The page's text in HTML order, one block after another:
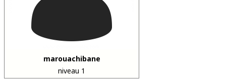
marouachibane
niveau 1